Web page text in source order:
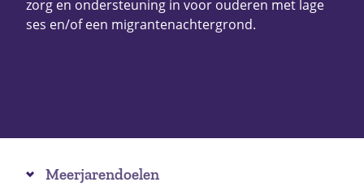
zorg en ondersteuning in voor ouderen met lage
ses en/of een migrantenachtergrond.
Meerjarendoelen